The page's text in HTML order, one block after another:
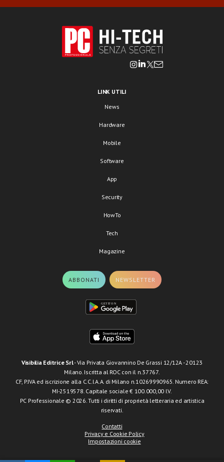
LINK UTILI
News
Hardware
Mobile
Software
App
Security
HowTo
Tech
Magazine
ABBONATI NEWSLETTER
Visibilia Editrice Srl- Via Privata Giovannino De Grassi 12/12A - 20123
Milano. Iscritta al ROC con il n.37767.
CF, P.IVA ed iscrizione alla C.C.I.A.A. di Milano n.10269990965. Numero REA:
MI-2519578. Capitale sociale € 100.000,00 I.V.
PC Professionale © 2026. Tutti i diritti di proprietà letteraria ed artistica
riservati.
Contatti
Privacy e Cookie Policy
Impostazioni cookie